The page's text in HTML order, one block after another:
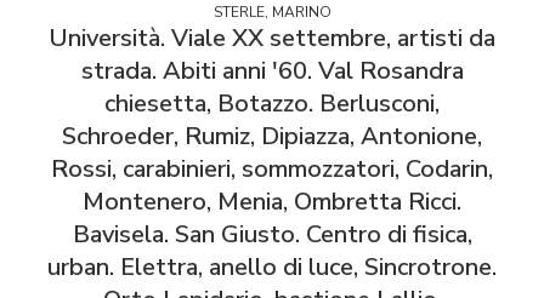
STERLE, MARINO
Università. Viale XX settembre, artisti da
strada. Abiti anni '60. Val Rosandra
chiesetta, Botazzo. Berlusconi,
Schroeder, Rumiz, Dipiazza, Antonione,
Rossi, carabinieri, sommozzatori, Codarin,
Montenero, Menia, Ombretta Ricci.
Bavisela. San Giusto. Centro di fisica,
urban. Elettra, anello di luce, Sincrotrone.